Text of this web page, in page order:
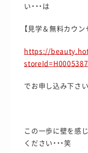
い・・・は
【見学＆無料カウン
https://
でお申し込み下さい
この一歩に壁を感
ください・・・笑